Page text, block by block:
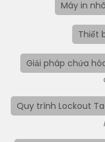
Máy in
Thiết
Giải pháp chứa
Quy trình Lockout